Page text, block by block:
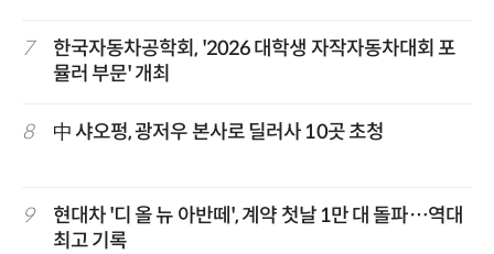
7
한국자동차공학회, '2026 대학생 자작자동차대회 포
뮬러 부문' 개최
8 中 샤오펑, 광저우 본사로 딜러사 10곳 초청
9
현대차 '디 올 뉴 아반떼', 계약 첫날 1만 대 돌파…역대
최고 기록